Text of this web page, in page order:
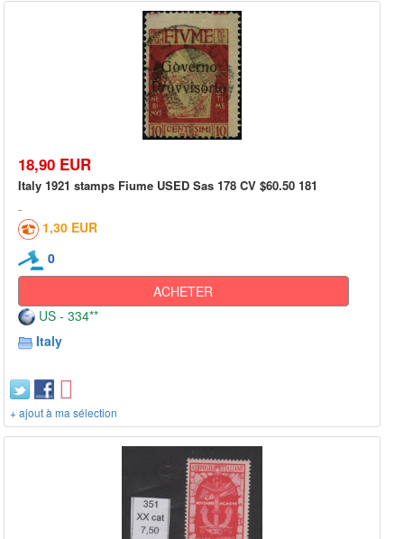
18,90 EUR
Italy 1921 stamps Fiume USED Sas 178 CV $60.50 181
1,30 EUR
0
ACHETER
US - 334**
Italy
+ ajout à ma sélection